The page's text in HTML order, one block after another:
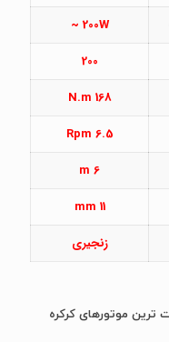
200W ~
200
N.m 168
6.5 Rpm
6 m
11 mm
زنجیری
ترین موتورهای کرکره